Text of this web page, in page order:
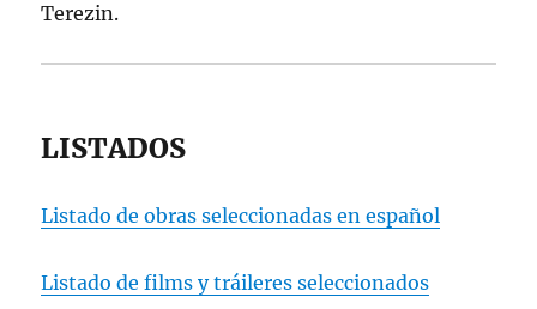
Terezin.
LISTADOS
Listado de obras seleccionadas en español
Listado de films y tráileres seleccionados